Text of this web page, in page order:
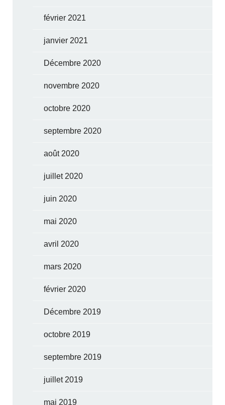
février 2021
janvier 2021
Décembre 2020
novembre 2020
octobre 2020
septembre 2020
août 2020
juillet 2020
juin 2020
mai 2020
avril 2020
mars 2020
février 2020
Décembre 2019
octobre 2019
septembre 2019
juillet 2019
mai 2019